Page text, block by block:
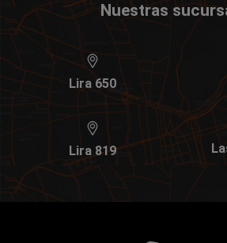
Nuestras
Lira 650
Lira 819